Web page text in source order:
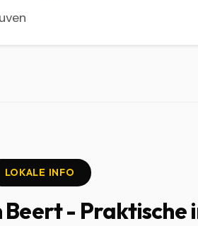
LOKALE INFO
- Praktische